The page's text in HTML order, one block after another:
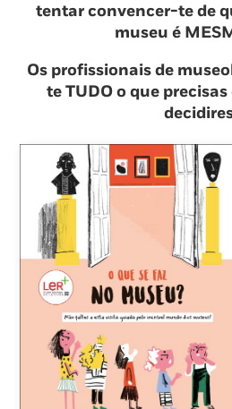
tentar convencer-te de
museu é
Os profissionais de
te TUDO o que